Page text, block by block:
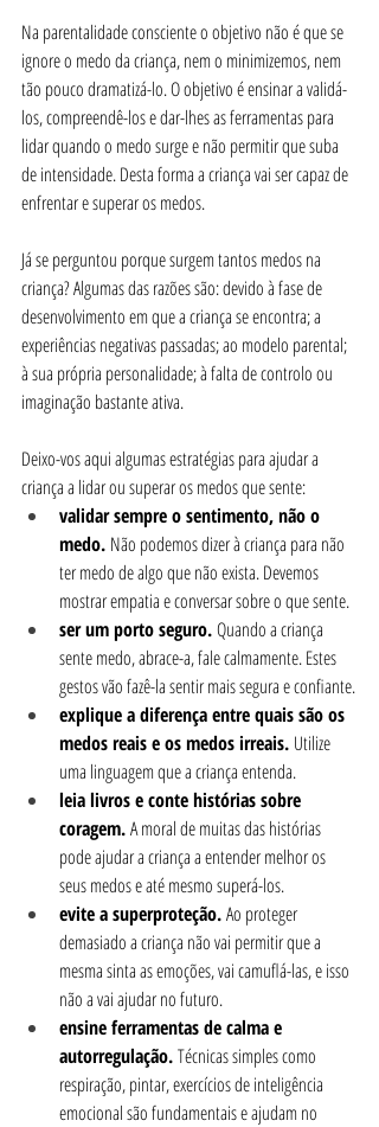
Na parentalidade consciente o objetivo não é que se
ignore o medo da criança, nem o minimizemos, nem
tão pouco dramatizá-lo. O objetivo é ensinar a validá-
los, compreendê-los e dar-lhes as ferramentas para
lidar quando o medo surge e não permitir que suba
de intensidade. Desta forma a criança vai ser capaz de
enfrentar e superar os medos.
Já se perguntou porque surgem tantos medos na
criança? Algumas das razões são: devido à fase de
desenvolvimento em que a criança se encontra; a
experiências negativas passadas; ao modelo parental;
à sua própria personalidade; à falta de controlo ou
imaginação bastante ativa.
Deixo-vos aqui algumas estratégias para ajudar a
criança a lidar ou superar os medos que sente:
validar sempre o sentimento, não o
medo. Não podemos dizer à criança para não
ter medo de algo que não exista. Devemos
mostrar empatia e conversar sobre o que sente.
ser um porto seguro. Quando a criança
sente medo, abrace-a, fale calmamente. Estes
gestos vão fazê-la sentir mais segura e confiante.
explique a diferença entre quais são os
medos reais e os medos irreais. Utilize
uma linguagem que a criança entenda.
leia livros e conte histórias sobre
coragem. A moral de muitas das histórias
pode ajudar a criança a entender melhor os
seus medos e até mesmo superá-los.
evite a superproteção. Ao proteger
demasiado a criança não vai permitir que a
mesma sinta as emoções, vai camuflá-las, e isso
não a vai ajudar no futuro.
ensine ferramentas de calma e
autorregulação. Técnicas simples como
respiração, pintar, exercícios de inteligência
emocional são fundamentais e ajudam no